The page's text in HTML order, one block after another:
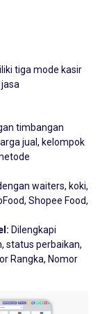
jual, kelompok
Shopee Food,
perbaikan,
Rangka, Nomor